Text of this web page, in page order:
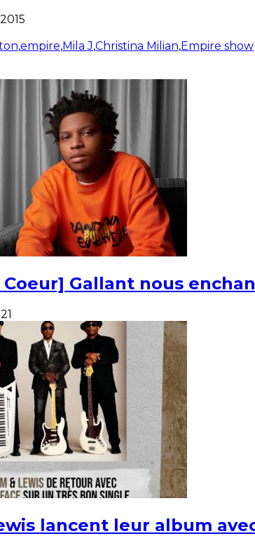
,empire,Mila J,Christina Milian,Empire show
Coeur] Gallant nous
lancent leur album